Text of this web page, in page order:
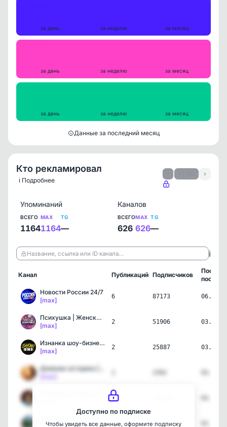
за день за неделю за месяц
за день за неделю за месяц
за день за неделю за месяц
Данные за последний месяц
Кто рекламировал
ℹ️ Подробнее
›
Упоминаний
ВСЕГО
1164
MAX
1164
TG
—
Каналов
ВСЕГО
626
MAX
626
TG
—
Название, ссылка или ID канала… ℹ️
Канал Публикаций Подписчиков
пост
Новости России 24/7
[max]
6 87173
Психушка | Женский юмор
[max]
2 51906
Изнанка шоу-бизнеса
[max]
2 25887
2
2 13345
Доступно по подписке
Чтобы увидеть все данные, оформите подписку